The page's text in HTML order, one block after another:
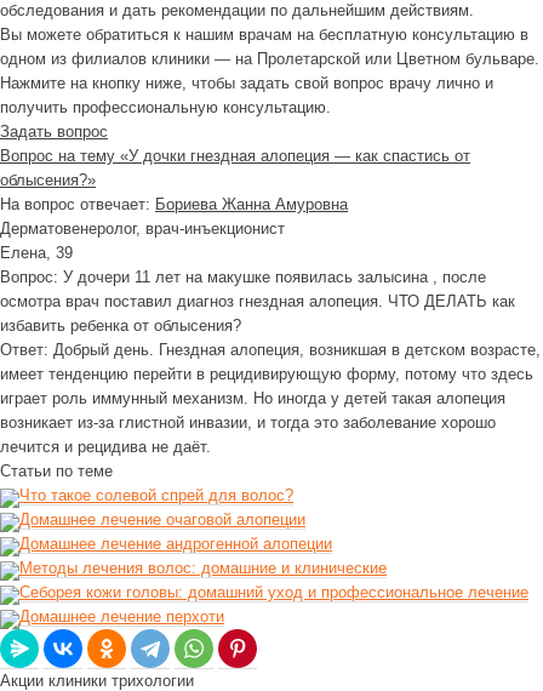
обследования и дать рекомендации по дальнейшим действиям.
Вы можете обратиться к нашим врачам на бесплатную консультацию в
одном из филиалов клиники — на Пролетарской или Цветном бульваре.
Нажмите на кнопку ниже, чтобы задать свой вопрос врачу лично и
получить профессиональную консультацию.
Задать вопрос
Вопрос на тему «У дочки гнездная алопеция — как спастись от
облысения?»
На вопрос отвечает: Бориева Жанна Амуровна
Дерматовенеролог, врач-инъекционист
Елена, 39
Вопрос: У дочери 11 лет на макушке появилась залысина , после
осмотра врач поставил диагноз гнездная алопеция. ЧТО ДЕЛАТЬ как
избавить ребенка от облысения?
Ответ: Добрый день. Гнездная алопеция, возникшая в детском возрасте,
имеет тенденцию перейти в рецидивирующую форму, потому что здесь
играет роль иммунный механизм. Но иногда у детей такая алопеция
возникает из-за глистной инвазии, и тогда это заболевание хорошо
лечится и рецидива не даёт.
Статьи по теме
Что такое солевой спрей для волос?
Домашнее лечение очаговой алопеции
Домашнее лечение андрогенной алопеции
Методы лечения волос: домашние и клинические
Себорея кожи головы: домашний уход и профессиональное лечение
Домашнее лечение перхоти
Акции клиники трихологии